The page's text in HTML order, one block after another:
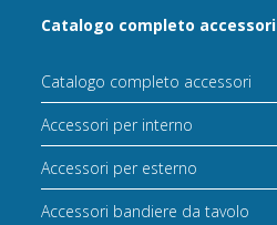
Catalogo completo accessori
Catalogo completo accessori
Accessori per interno
Accessori per esterno
Accessori bandiere da tavolo